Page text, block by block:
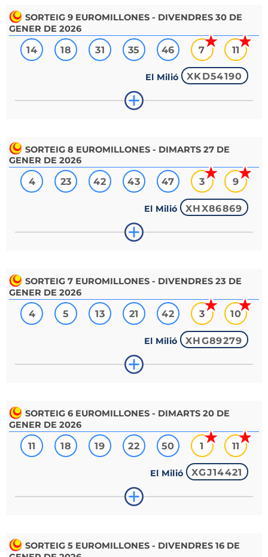
SORTEIG 9 EUROMILLONES - DIVENDRES 30 DE
GENER DE 2026
14 18 31 35 46 7 11
El Milió XKD54190
SORTEIG 8 EUROMILLONES - DIMARTS 27 DE
GENER DE 2026
4 23 42 43 47 3 9
El Milió XHX86869
SORTEIG 7 EUROMILLONES - DIVENDRES 23 DE
GENER DE 2026
4 5 13 21 42 3 10
El Milió XHG89279
SORTEIG 6 EUROMILLONES - DIMARTS 20 DE
GENER DE 2026
11 18 19 22 50 1 11
El Milió XGJ14421
SORTEIG 5 EUROMILLONES - DIVENDRES 16 DE